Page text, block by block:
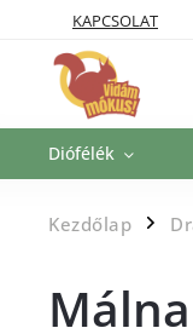
KAPCSOLAT
SZÁLLÍTÁSI
Diófélék
Kezdőlap /